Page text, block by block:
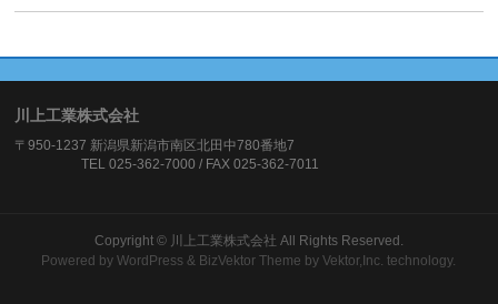
川上工業株式会社
〒950-1237 新潟県新潟市南区北田中780番地7
TEL 025-362-7000 / FAX 025-362-7011
Copyright © 川上工業株式会社 All Rights Reserved.
Powered byWordPress & BizVektor Theme by Vektor,Inc. technology.